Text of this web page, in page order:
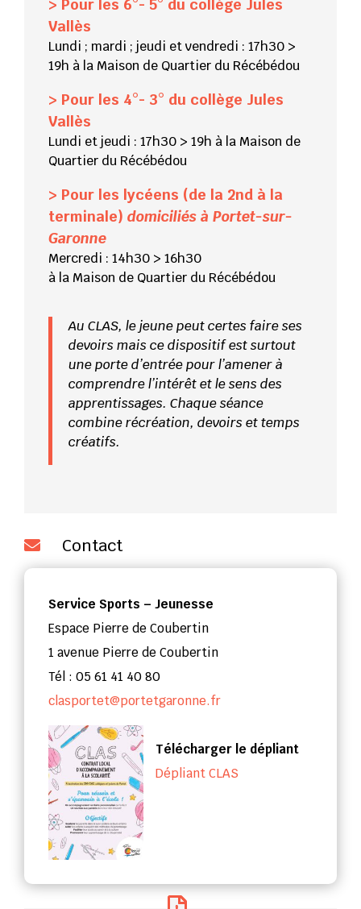
> Pour les 6°- 5° du collège Jules
Vallès
Lundi ; mardi ; jeudi et vendredi : 17h30 >
19h à la Maison de Quartier du Récébédou
> Pour les 4°- 3° du collège Jules
Vallès
Lundi et jeudi : 17h30 > 19h à la Maison de
Quartier du Récébédou
> Pour les lycéens (de la 2nd à la
terminale) domiciliés à Portet-sur-
Garonne
Mercredi : 14h30 > 16h30
à la Maison de Quartier du Récébédou
Au CLAS, le jeune peut certes faire ses
devoirs mais ce dispositif est surtout
une porte d’entrée pour l’amener à
comprendre l’intérêt et le sens des
apprentissages. Chaque séance
combine récréation, devoirs et temps
créatifs.
 Contact
Service Sports – Jeunesse
Espace Pierre de Coubertin
1 avenue Pierre de Coubertin
Tél : 05 61 41 40 80
clasportet@portetgaronne.fr
Télécharger le dépliant
Dépliant CLAS